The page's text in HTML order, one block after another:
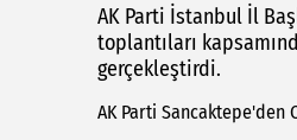
AK Parti İstanbul İl
toplantıları
gerçekleştirdi.
AK Parti Sancaktepe'den